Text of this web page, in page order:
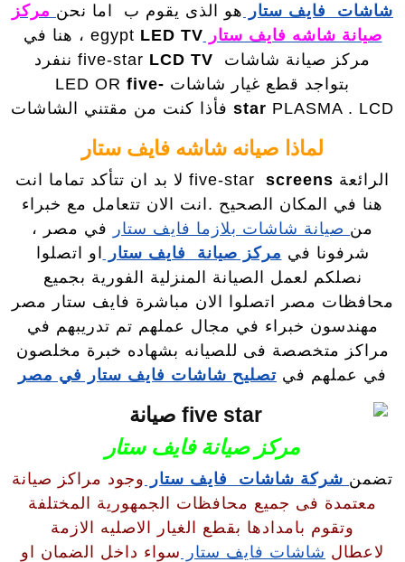
شاشات فايف ستار هو الذى يقوم ب اما نحن مركز
صيانة شاشه فايف ستار
egypt LED TV
، هنا في
مركز صيانة شاشات five-star LCD TV
ننفرد
بتواجد قطع غيار شاشات LED OR five-
star PLASMA . LCD فأذا كنت من مقتني الشاشات
لماذا صيانه شاشه فايف ستار
الرائعة five-star screens
لا بد ان تتأكد تماما انت
هنا في المكان الصحيح .انت الان تتعامل مع خبراء
من صيانة شاشات بلازما فايف ستار
في مصر ،
شرفونا في مركز صيانة فايف ستار
او اتصلوا
نصلكم لعمل الصيانة المنزلية الفورية بجميع
محافظات مصر اتصلوا الان مباشرة فايف ستار مصر
مهندسون خبراء في مجال عملهم تم تدريبهم في
مراكز متخصصة فى للصيانه بشهاده خبرة مخلصون
في عملهم في تصليح شاشات فايف ستار في مصر
مركز صيانة فايف ستار
تضمن شركة شاشات فايف ستار وجود مراكز صيانة
معتمدة فى جميع محافظات الجمهورية المختلفة
وتقوم بامدادها بقطع الغيار الاصليه الازمة
لاعطال شاشات فايف ستار سواء داخل الضمان او